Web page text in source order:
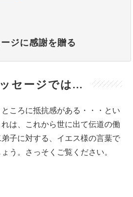
ジに感謝を贈る
セージでは...
ところに抵抗感がある・・・とい
は、これから世に出て伝道の働
子に対する、イエス様の言葉で
う。さっそくご覧ください。